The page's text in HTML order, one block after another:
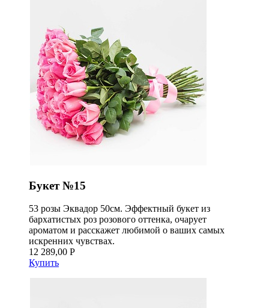
Букет №15
53 розы Эквадор 50см. Эффектный букет из
бархатистых роз розового оттенка, очарует
ароматом и расскажет любимой о ваших самых
искренних чувствах.
12 289,00 Р
Купить